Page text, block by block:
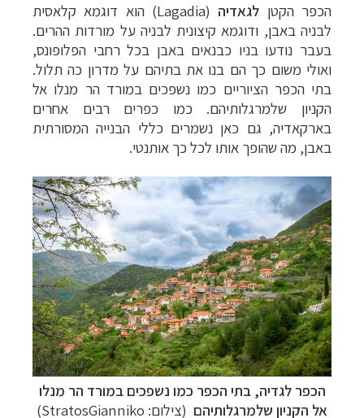
הכפר הקטן לגאדיה (
Lagadia) הוא דוגמא קלאסית
לבניה באבן, ודוגמא קיצונית לבניה על מורדות ההרים.
בעבר נודעו בניו כבנאים באבן בכל רחבי הפלופונס,
ואולי משום כך הם בנו את בתיהם על מדרון כה תלול.
בתי הכפר הציוריים כמו נשפכים במורד הר מנלו אל
הקניון שלמרגלותיהם. כמו כפרים רבים אחרים
בארקאדיה, גם כאן נשמרים כללי הבנייה המסורתית
באבן, מה שהופך אותו לכל כך אותנטי.
הכפר לגדיה,בתי הכפר כמו נשפכים במורד הר מנלו
אל הקניון שלמרגלותיהם (צילום: StratosGianniko
)